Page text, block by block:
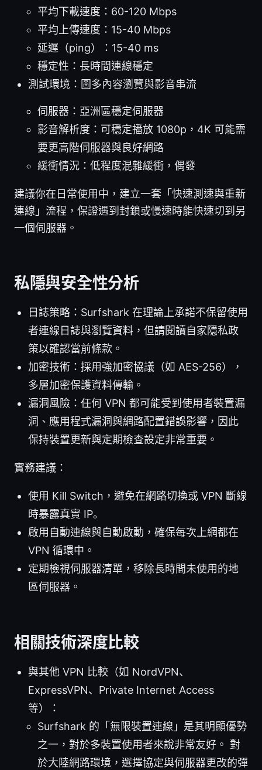
平均下載速度：60-120 Mbps
平均上傳速度：15-40 Mbps
延遲（ping）：15-40 ms
穩定性：長時間連線穩定
測試環境：圖多內容瀏覽與影音串流
伺服器：亞洲區穩定伺服器
影音解析度：可穩定播放 1080p，4K 可能需
要更高階伺服器與良好網路
緩衝情況：低程度混雜緩衝，偶發
建議你在日常使用中，建立一套「快速測速與重新
連線」流程，保證遇到封鎖或慢速時能快速切到另
一個伺服器。
私隱與安全性分析
日誌策略：Surfshark 在理論上承諾不保留使用
者連線日誌與瀏覽資料，但請閱讀自家隱私政
策以確認當前條款。
加密技術：採用強加密協議（如 AES-256），
多層加密保護資料傳輸。
漏洞風險：任何 VPN 都可能受到使用者裝置漏
洞、應用程式漏洞與網路配置錯誤影響，因此
保持裝置更新與定期檢查設定非常重要。
實務建議：
使用 Kill Switch，避免在網路切換或 VPN 斷線
時暴露真實 IP。
啟用自動連線與自動啟動，確保每次上網都在
VPN 循環中。
定期檢視伺服器清單，移除長時間未使用的地
區伺服器。
相關技術深度比較
與其他 VPN 比較（如 NordVPN、
ExpressVPN、Private Internet Access
等）：
Surfshark 的「無限裝置連線」是其明顯優勢
之一，對於多裝置使用者來說非常友好。 對
於大陸網路環境，選擇協定與伺服器更改的彈